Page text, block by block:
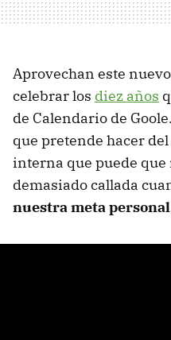
Aprovechan este
celebrar los diez años
de Calendario de
que pretende hacer
interna que puede que
demasiado callada
nuestra meta personal